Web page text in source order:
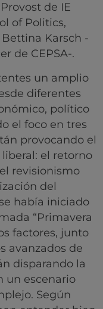
de IE
of Politics,
Karsch -
de CEPSA-.
un amplio
diferentes
político
el foco en tres
provocando el
el retorno
revisionismo
del
había iniciado
“Primavera
factores, junto
avanzados de
disparando la
un escenario
Según